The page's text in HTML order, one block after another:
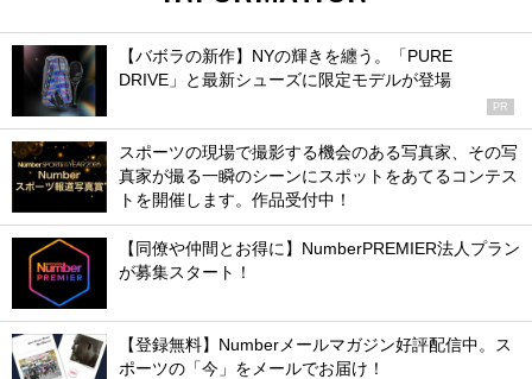
【バボラの新作】NYの輝きを纏う。「PURE
DRIVE」と最新シューズに限定モデルが登場
PR
スポーツの現場で撮影する機会のある写真家、その写
真家が撮る一瞬のシーンにスポットをあてるコンテス
トを開催します。作品受付中！
【同僚や仲間とお得に】NumberPREMIER法人プラン
が募集スタート！
【登録無料】Numberメールマガジン好評配信中。ス
ポーツの「今」をメールでお届け！